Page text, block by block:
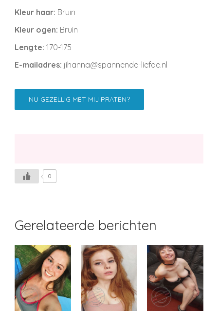
Kleur haar: Bruin
Kleur ogen: Bruin
Lengte: 170-175
E-mailadres: jihanna@spannende-liefde.nl
NU GEZELLIG MET MIJ PRATEN?
0
Gerelateerde berichten
Likemey Margje Stoeibal